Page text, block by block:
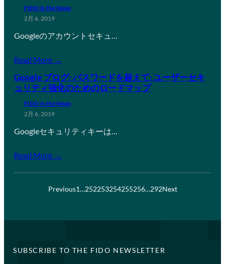
FIDO in the News
2月 6, 2019
Googleのアカウントセキュ…
Read More →
Google ブログ: パスワードを超えて: ユーザーセキ
ュリティ強化のためのロードマップ
FIDO in the News
2月 6, 2019
Googleセキュリティキーは…
Read More →
Previous1…252253254255256…292Next
SUBSCRIBE TO THE FIDO NEWSLETTER